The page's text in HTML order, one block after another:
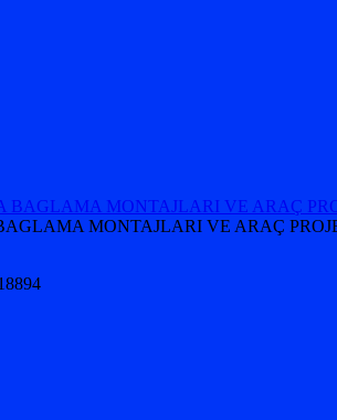
MONTAJLARI VE ARAÇ